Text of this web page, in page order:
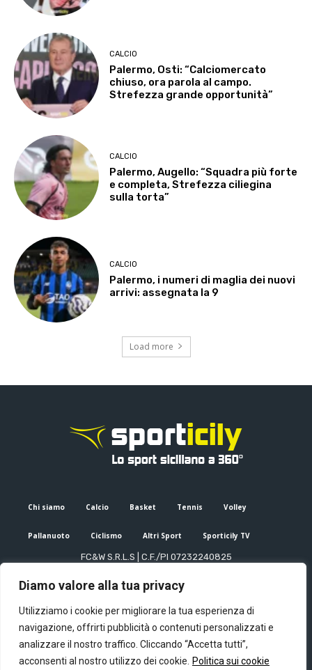
Diamo valore alla tua privacy
Utilizziamo i cookie per migliorare la tua esperienza di
navigazione, offrirti pubblicità o contenuti personalizzati e
analizzare il nostro traffico. Cliccando “Accetta tutti”,
acconsenti al nostro utilizzo dei cookie.
Politica sui cookie
CALCIO
Palermo, Osti: “Calciomercato
chiuso, ora parola al campo.
Strefezza grande opportunità”
CALCIO
Palermo, Augello: “Squadra più forte
e completa, Strefezza ciliegina
sulla torta”
CALCIO
Palermo, i numeri di maglia dei nuovi
arrivi: assegnata la 9
Load more
Chi siamo Calcio Basket Tennis Volley
Pallanuoto Ciclismo Altri Sport Sporticily TV
FC&W S.R.L.S | C.F./PI 07232240825
Editore e direttore responsabile: Francesco Cammuca | Registro
Mail: info@sporticily.it| Telefono:+39 371 788 7216